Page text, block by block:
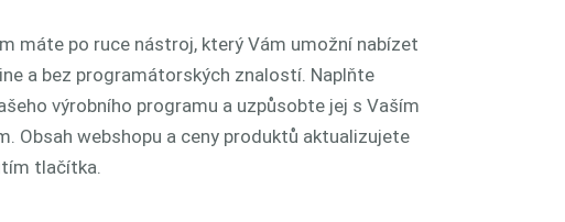
máte po ruce nástroj, který Vám umožní nabízet
a bez programátorských znalostí. Naplňte
výrobního programu a uzpůsobte jej s Vaším
Obsah webshopu a ceny produktů aktualizujete
tlačítka.